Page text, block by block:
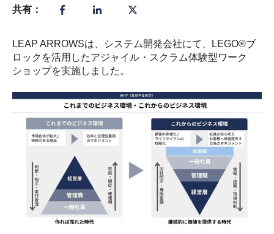
共有：
LEAP ARROWSは、システム開発会社にて、LEGO®ブ
ロックを活用したアジャイル・スクラム体験型ワーク
ショップを実施しました。